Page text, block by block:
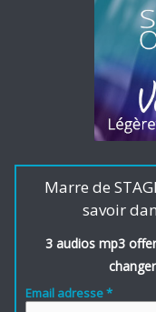
Marre de
savoir
3 audios mp3
Email adresse *